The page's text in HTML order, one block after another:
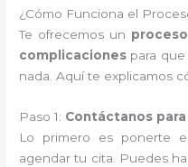
¿Cómo Funciona el
Te ofrecemos un
complicaciones para
nada. Aquí te explicamos
Paso 1: Contáctanos
Lo primero es ponerte
agendar tu cita. Puedes